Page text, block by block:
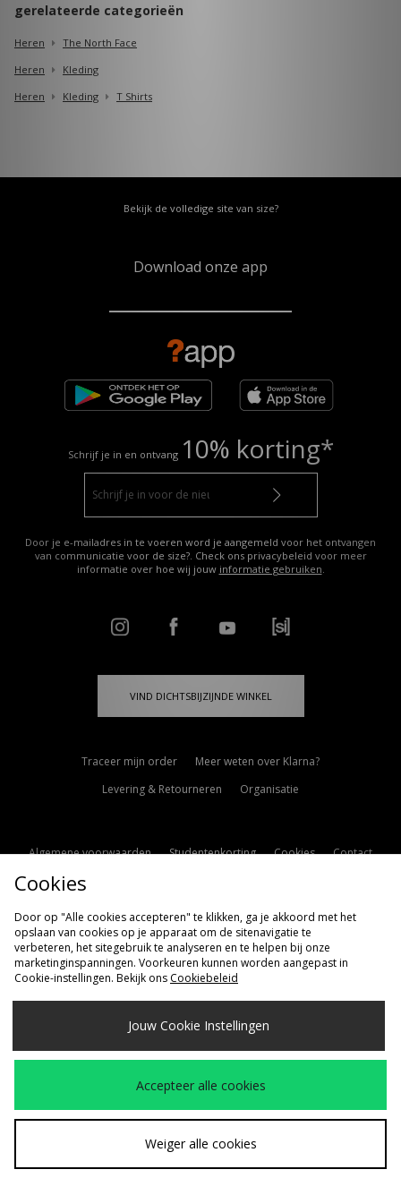
gerelateerde categorieën
Heren
The North Face
Heren
Kleding
Heren
Kleding T Shirts
Bekijk de volledige site van size?
Download onze app
Schrijf je in en ontvang 10% korting*
Door je e-mailadres in te voeren word je aangemeld voor het ontvangen
van communicatie voor de size?. Check ons privacybeleid voor meer
informatie over hoe wij jouw informatie gebruiken
VIND DICHTSBIJZIJNDE WINKEL
Traceer mijn order
Meer weten over Klarna?
Levering & Retourneren
Organisatie
Algemene voorwaarden Studentenkorting Cookies
Contact
Cookie Instellingen
Verzenden Naar
Nederland
Wij accepteren de volgende betaalmethoden
Bezoek onze bedrijfspagina
www.jdplc.com
Cookies
Door op "Alle cookies accepteren" te klikken, ga je akkoord met het
opslaan van cookies op je apparaat om de sitenavigatie te
verbeteren, het sitegebruik te analyseren en te helpen bij onze
marketinginspanningen. Voorkeuren kunnen worden aangepast in
Cookie-instellingen. Bekijk ons Cookiebeleid
Jouw Cookie Instellingen
Accepteer alle cookies
Weiger alle cookies